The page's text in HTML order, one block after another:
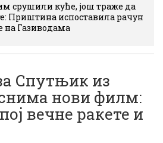
срушили куће, још траже да
Приштина испоставила рачун
на Газиводама
Спутњик из
нови филм:
вечне ракете и